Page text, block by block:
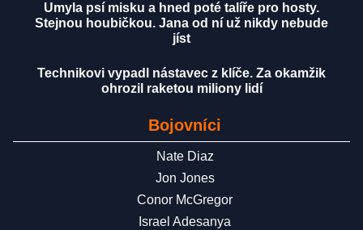
Umyla psí misku a hned poté talíře pro hosty.
Stejnou houbičkou. Jana od ní už nikdy nebude
jíst
Technikovi vypadl nástavec z klíče. Za okamžik
ohrozil raketou miliony lidí
Bojovníci
Nate Diaz
Jon Jones
Conor McGregor
Israel Adesanya